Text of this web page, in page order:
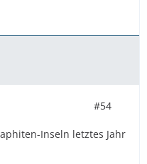
#54
Inseln letztes Jahr